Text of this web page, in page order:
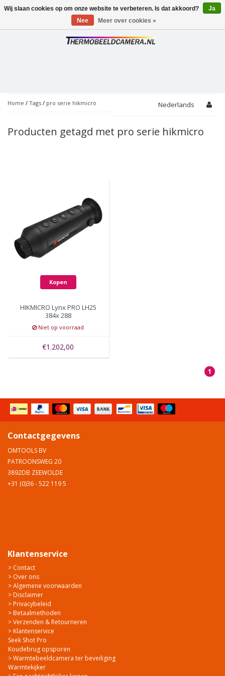
Toggle
Home / Tags / pro serie hikmicro Nederlands
Producten getagd met pro serie hikmicro
Kopen
HIKMICRO Lynx PRO LH25
384x 288
Niet op voorraad
€1.202,00
1
Contactgegevens
OMTOOLS BV
PATROONSWEG 20
3892DB ZEEWOLDE
+31 (0)36 - 522 119 5
Klantenservice
> Contact
> Over ons
> Algemene voorwaarden
> Disclaimer
> Privacybeleid
> Betaalmethoden
> Verzenden & Retourneren
> Klantenservice
Seek Shot Pro
Koudebrug opsporen
> Warmtebeeldcamera ter beveiliging
Warmtekijker
Wij slaan cookies op om onze website te verbeteren. Is dat akkoord?
Ja
Nee
Meer over cookies »